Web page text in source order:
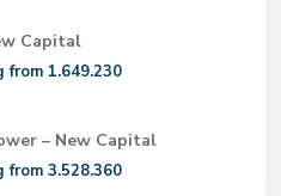
Capital
from 1.649.230
– New Capital
from 3.528.360